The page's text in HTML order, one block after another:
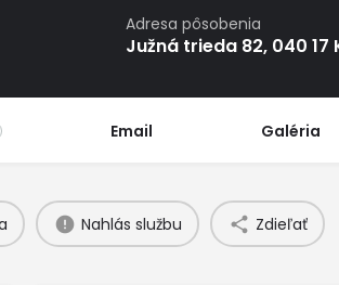
Adresa pôsobenia
Južná trieda 82, 040 17
Email Galéria
Nahlás službu Zdieľať